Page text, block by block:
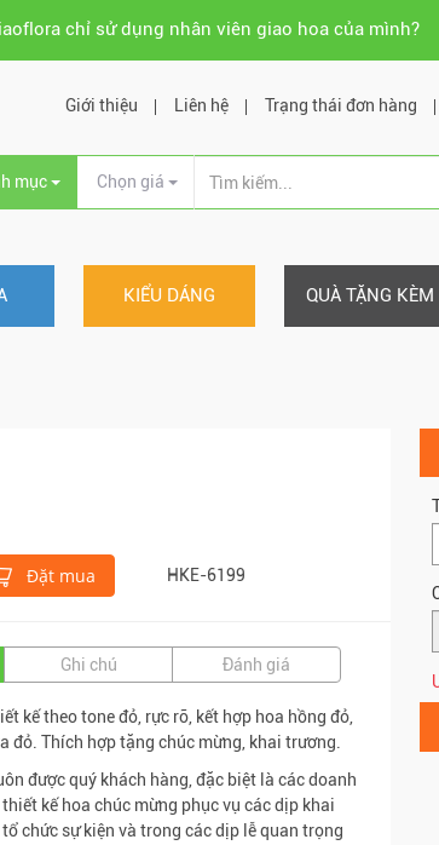
chỉ sử dụng nhân viên giao hoa của mình?
Giới thiệu Liên hệ Trạng thái đơn hàng
mục Chọn giá
KIỂU DÁNG QUÀ TẶNG KÈM
Đặt mua HKE-6199
Ghi chú Đánh giá
kế theo tone đỏ, rực rỡ, kết hợp hoa hồng đỏ,
đỏ. Thích hợp tặng chúc mừng, khai trương.
được quý khách hàng, đặc biệt là các doanh
kế hoa chúc mừng phục vụ các dịp khai
chức sự kiện và trong các dịp lễ quan trọng